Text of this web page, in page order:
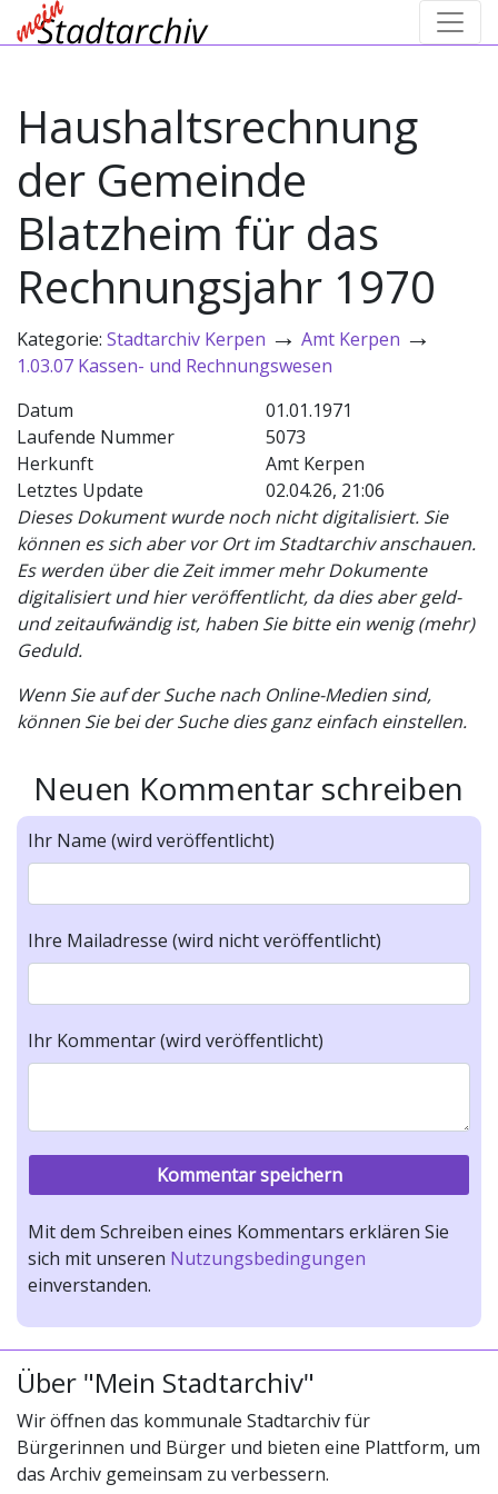
Haushaltsrechnung
der Gemeinde
Blatzheim für das
Rechnungsjahr 1970
Kategorie: Stadtarchiv Kerpen → Amt Kerpen →
1.03.07 Kassen- und Rechnungswesen
Datum
01.01.1971
Laufende Nummer
5073
Herkunft
Amt Kerpen
Letztes Update
02.04.26, 21:06
Dieses Dokument wurde noch nicht digitalisiert. Sie
können es sich aber vor Ort im Stadtarchiv anschauen.
Es werden über die Zeit immer mehr Dokumente
digitalisiert und hier veröffentlicht, da dies aber geld-
und zeitaufwändig ist, haben Sie bitte ein wenig (mehr)
Geduld.
Wenn Sie auf der Suche nach Online-Medien sind,
können Sie bei der Suche dies ganz einfach einstellen.
Neuen Kommentar schreiben
Ihr Name (wird veröffentlicht)
Ihre Mailadresse (wird nicht veröffentlicht)
Ihr Kommentar (wird veröffentlicht)
Mit dem Schreiben eines Kommentars erklären Sie
sich mit unseren Nutzungsbedingungen
einverstanden.
Über "Mein Stadtarchiv"
Wir öffnen das kommunale Stadtarchiv für
Bürgerinnen und Bürger und bieten eine Plattform, um
das Archiv gemeinsam zu verbessern.